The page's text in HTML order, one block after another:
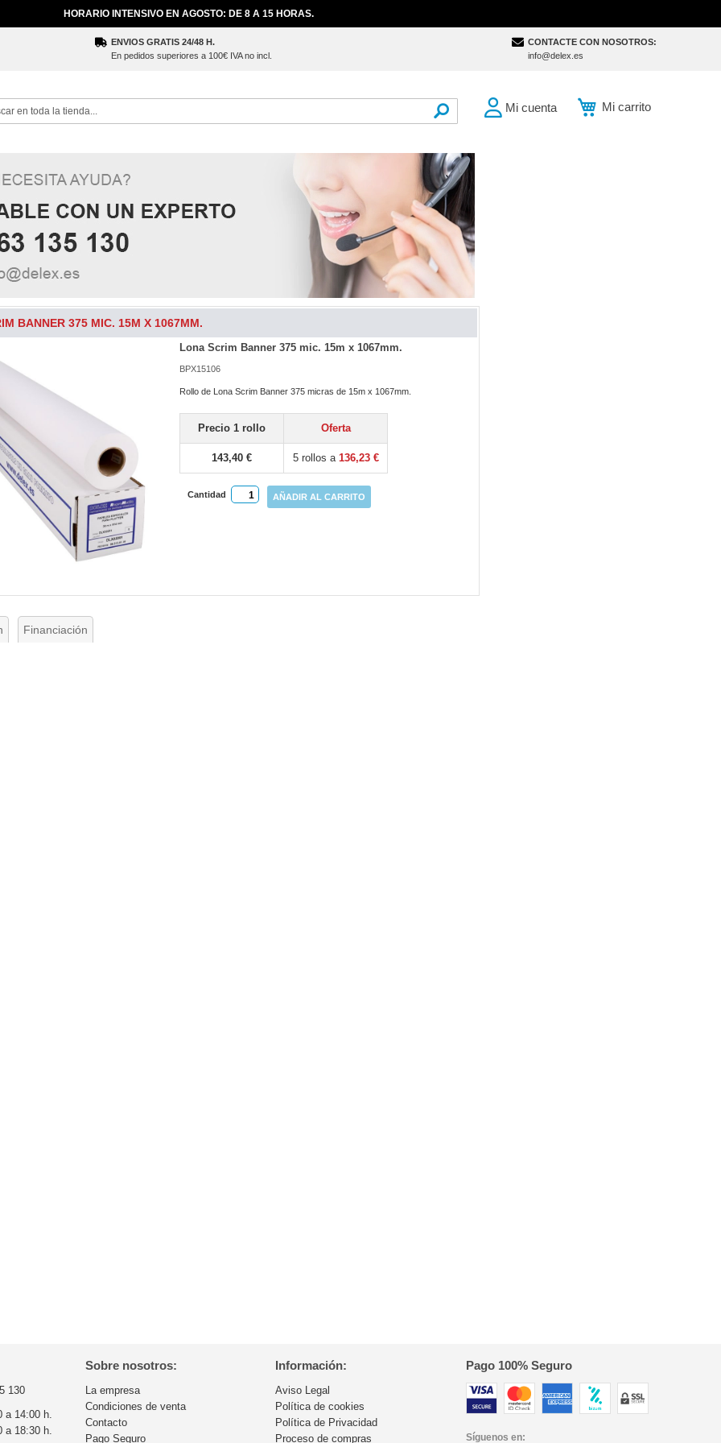
HORARIO INTENSIVO EN AGOSTO: DE 8 A 15 HORAS.
ENVIOS GRATIS 24/48 H.
En pedidos superiores a 100€ IVA no incl.
CONTACTE CON NOSOTROS:
info@delex.es
Mi carrito
Mi cuenta
BANNER 375 MIC. 15M X 1067MM.
Lona Scrim Banner 375 mic. 15m x 1067mm.
BPX15106
Rollo de Lona Scrim Banner 375 micras de 15m x 1067mm.
Precio 1 rollo Oferta
143,40 € 5 rollos a 136,23 €
Cantidad AÑADIR AL CARRITO
Financiación
130
a 14:00 h.
a 18:30 h.
Sobre nosotros:
La empresa
Condiciones de venta
Contacto
Pago Seguro
Información:
Aviso Legal
Política de cookies
Política de Privacidad
Proceso de compras
Pago 100% Seguro
Síguenos en: